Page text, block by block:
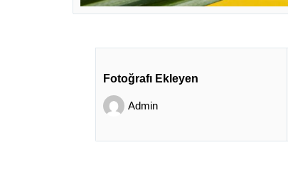
Fotoğrafı Ekleyen
Admin